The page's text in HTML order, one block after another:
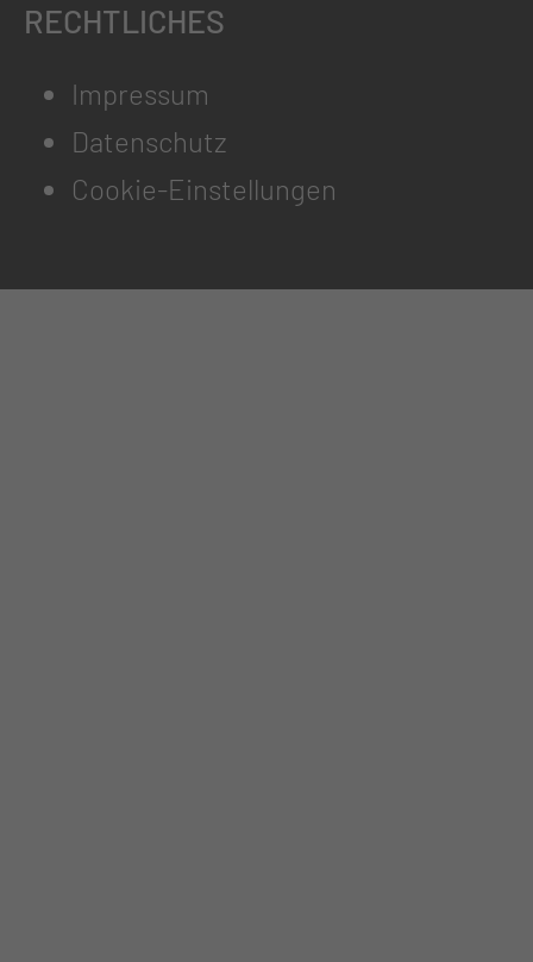
RECHTLICHES
Impressum
Datenschutz
Cookie-Einstellungen